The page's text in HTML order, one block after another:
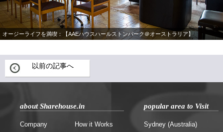
オージーライフを満喫：【AAEハウスハールストンパーク＠オーストラリア】
以前の記事へ
about Sharehouse.in
Company How it Works
popular area to Visit
Sydney (Australia)